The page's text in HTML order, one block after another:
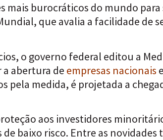
mais burocráticos do mundo para
que avalia a facilidade de
o governo federal editou a
a abertura de empresas nacionais
medida, é projetada a
aos investidores
baixo risco. Entre as novidades